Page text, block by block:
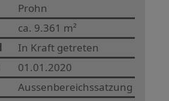
Prohn
ca. 9.361 m²
In Kraft getreten
01.01.2020
Aussenbereichssatzung